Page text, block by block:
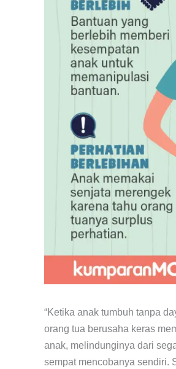
“Ketika anak tumbuh tanpa
orang tua berusaha keras
anak, melindunginya dari
sempat mencobanya sendiri.